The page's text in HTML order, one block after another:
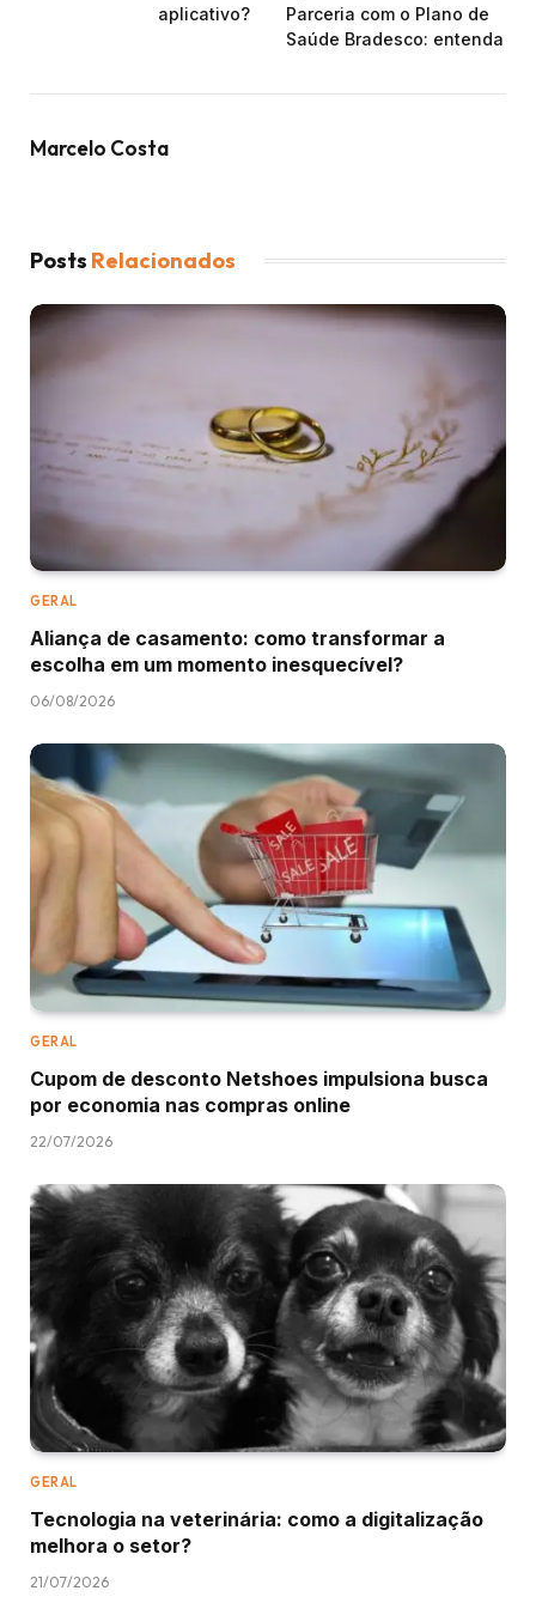
aplicativo?
Parceria com o Plano de
Saúde Bradesco: entenda
Marcelo Costa
Posts Relacionados
GERAL
Aliança de casamento: como transformar a
escolha em um momento inesquecível?
06/08/2026
GERAL
Cupom de desconto Netshoes impulsiona busca
por economia nas compras online
22/07/2026
GERAL
Tecnologia na veterinária: como a digitalização
melhora o setor?
21/07/2026